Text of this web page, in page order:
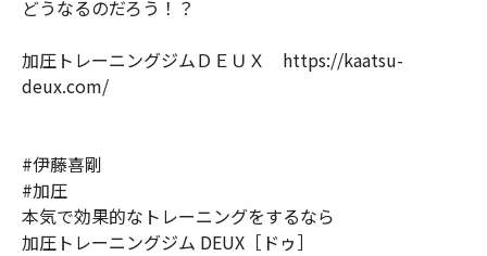
どうなるのだろう！？
加圧トレーニングジムＤＥＵＸ https://kaatsu-
deux.com/
#伊藤喜剛
#加圧
本気で効果的なトレーニングをするなら
加圧トレーニングジム DEUX［ドゥ］